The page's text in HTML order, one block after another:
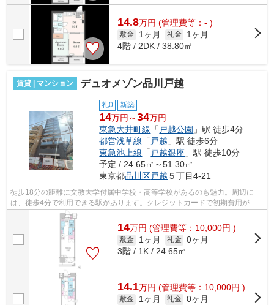
14.8万円 (管理費等：- )
敷金 1ヶ月 礼金
1ヶ月
4階 / 2DK / 38.80㎡
賃貸 | マンション デュオメゾン品川戸越
礼0 新築
14万円～34万円
東急大井町線 「 戸越公園 」駅 徒歩4分
都営浅草線 「 戸越 」駅 徒歩6分
東急池上線 「 戸越銀座 」駅 徒歩10分
予定 / 24.65㎡～51.30㎡
東京都品川区戸越 ５丁目4-21
徒歩18分の距離に文教大学付属中学校・高等学校があるのも魅力。周辺に
は、徒歩4分で利用できる駅があります。クレジットカードで初期費用がお
支払いいただけるので、決済の手間が軽減...
14万円 (管理費等：10,000円 )
敷金 1ヶ月 礼金 0ヶ月
3階 / 1K / 24.65㎡
14.1万円 (管理費等：10,000円 )
敷金 1ヶ月 礼金 0ヶ月